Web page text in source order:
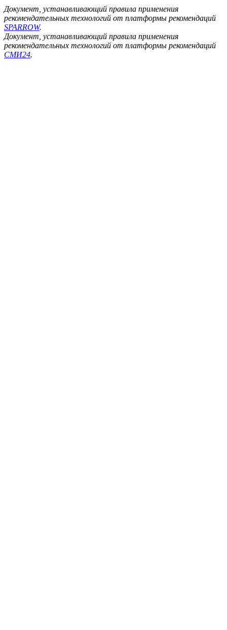
Документ, устанавливающий правила применения
рекомендательных технологий от платформы рекомендаций
SPARROW.
Документ, устанавливающий правила применения
рекомендательных технологий от платформы рекомендаций
СМИ24.